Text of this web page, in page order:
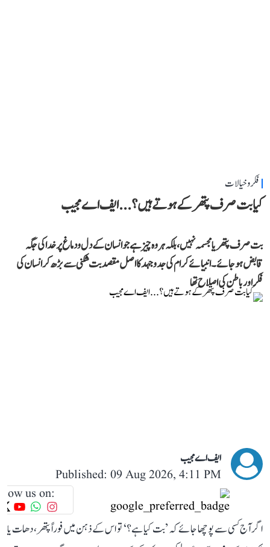
فکر و خیالات
کیا بت صرف پتھر کے ہوتے ہیں؟...ایف اے مجیب
بت صرف پتھر یا مجسمہ نہیں، بلکہ ہر وہ چیز ہے جو انسان کے دل و دماغ پر خدا کی جگہ
قابض ہو جائے۔ انبیائے کرام کی جدوجہد کا اصل مقصد بت شکنی سے بڑھ کر انسان کی
فکر اور باطن کی اصلاح تھا
ایف اے مجیب
Published: 09 Aug 2026, 4:11 PM
us on:
اگر آج کسی سے پوچھا جائے کہ ’بت کیا ہے؟‘ تو اس کے ذہن میں فوراً پتھر، دھات یا